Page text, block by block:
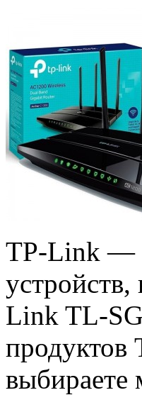
TP-Link —
Link TL-
продуктов
выбираете